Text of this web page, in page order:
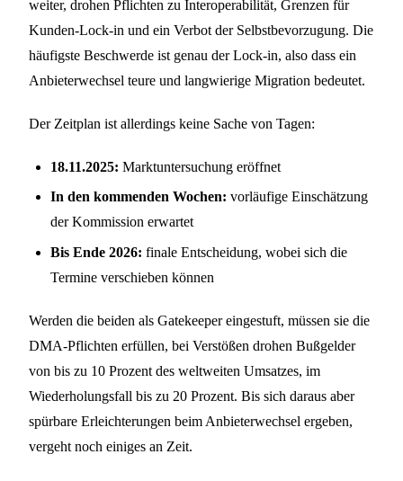
weiter, drohen Pflichten zu Interoperabilität, Grenzen für
Kunden-Lock-in und ein Verbot der Selbstbevorzugung. Die
häufigste Beschwerde ist genau der Lock-in, also dass ein
Anbieterwechsel teure und langwierige Migration bedeutet.
Der Zeitplan ist allerdings keine Sache von Tagen:
18.11.2025: Marktuntersuchung eröffnet
In den kommenden Wochen: vorläufige Einschätzung
der Kommission erwartet
Bis Ende 2026: finale Entscheidung, wobei sich die
Termine verschieben können
Werden die beiden als Gatekeeper eingestuft, müssen sie die
DMA-Pflichten erfüllen, bei Verstößen drohen Bußgelder
von bis zu 10 Prozent des weltweiten Umsatzes, im
Wiederholungsfall bis zu 20 Prozent. Bis sich daraus aber
spürbare Erleichterungen beim Anbieterwechsel ergeben,
vergeht noch einiges an Zeit.